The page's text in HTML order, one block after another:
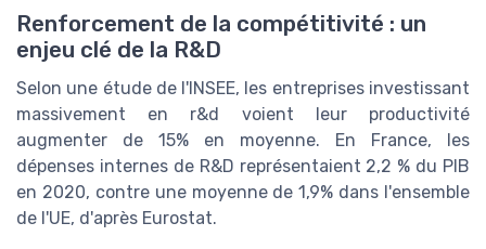
Renforcement de la compétitivité : un
enjeu clé de la R&D
Selon une étude de l'INSEE, les entreprises investissant
massivement en r&d voient leur productivité
augmenter de 15% en moyenne. En France, les
dépenses internes de R&D représentaient 2,2 % du PIB
en 2020, contre une moyenne de 1,9% dans l'ensemble
de l'UE, d'après Eurostat.